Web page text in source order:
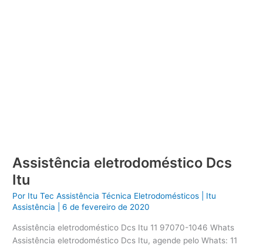
Assistência eletrodoméstico Dcs
Itu
Por Itu Tec Assistência Técnica Eletrodomésticos
Itu
Assistência |6 de fevereiro de 2020
Assistência eletrodoméstico Dcs Itu 11 97070-1046 Whats
Assistência eletrodoméstico Dcs Itu, agende pelo Whats: 11